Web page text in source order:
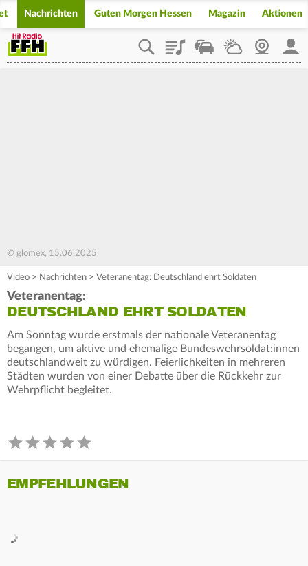
Nachrichten Guten Morgen Hessen Magazin Aktionen
PlaylistStaupilotWetterWebcam
© glomex, 15.06.2025
Video > Nachrichten > Veteranentag: Deutschland ehrt Soldaten
Veteranentag:
DEUTSCHLAND EHRT SOLDATEN
Am Sonntag wurde erstmals der nationale Veteranentag
begangen, um aktive und ehemalige Bundeswehrsoldat:innen
deutschlandweit zu würdigen. Feierlichkeiten in mehreren
Städten wurden von einer Debatte über die Rückkehr zur
Wehrpflicht begleitet.
EMPFEHLUNGEN